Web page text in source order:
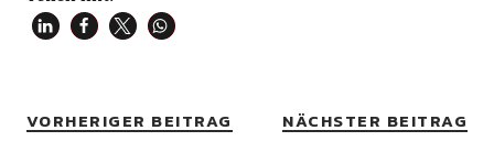
VORHERIGER BEITRAG NÄCHSTER BEITRAG